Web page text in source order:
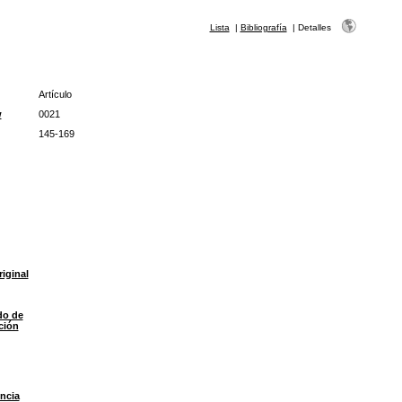
Lista | Bibliografía | Detalles
Artículo
0021
145-169
de